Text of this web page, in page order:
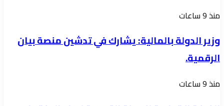
شندي
الكبرى
تستمع
للمتحري
في
وزير
بالمالية:
يشارك
تدشين
منذ 9 ساعات
وزير الدولة بالمالية: يشارك في تدشين منصة بيان
الرقمية.
الغرفة
منذ 9 ساعات